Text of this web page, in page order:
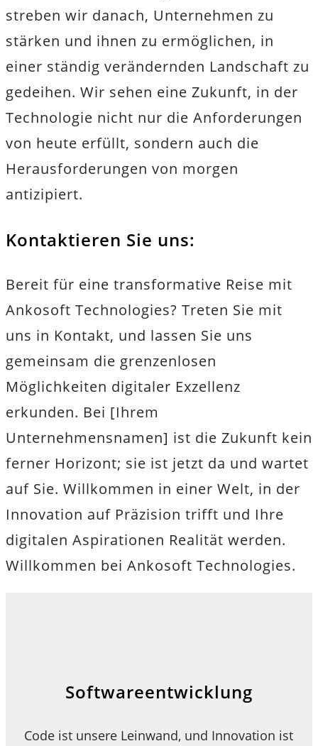
streben wir danach, Unternehmen zu
stärken und ihnen zu ermöglichen, in
einer ständig verändernden Landschaft zu
gedeihen. Wir sehen eine Zukunft, in der
Technologie nicht nur die Anforderungen
von heute erfüllt, sondern auch die
Herausforderungen von morgen
antizipiert.
Kontaktieren Sie uns:
Bereit für eine transformative Reise mit
Ankosoft Technologies? Treten Sie mit
uns in Kontakt, und lassen Sie uns
gemeinsam die grenzenlosen
Möglichkeiten digitaler Exzellenz
erkunden. Bei [Ihrem
Unternehmensnamen] ist die Zukunft kein
ferner Horizont; sie ist jetzt da und wartet
auf Sie. Willkommen in einer Welt, in der
Innovation auf Präzision trifft und Ihre
digitalen Aspirationen Realität werden.
Willkommen bei Ankosoft Technologies.
Softwareentwicklung
Code ist unsere Leinwand, und Innovation ist